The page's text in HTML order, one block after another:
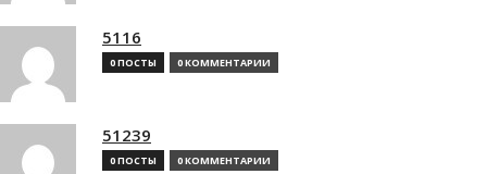
5116
0 ПОСТЫ 0 КОММЕНТАРИИ
51239
0 ПОСТЫ 0 КОММЕНТАРИИ